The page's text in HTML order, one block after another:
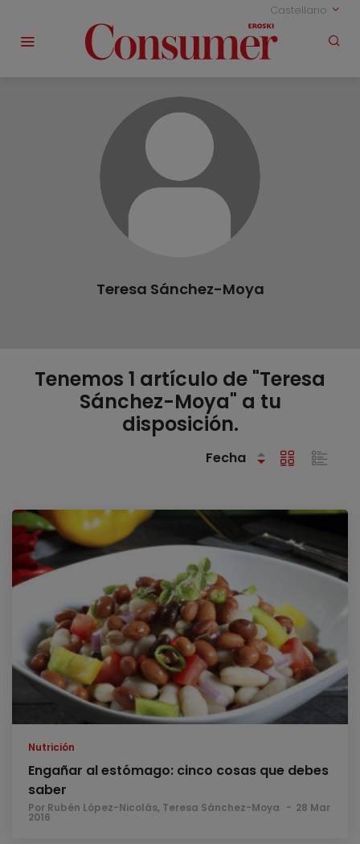
Castellano
Teresa Sánchez-Moya
Tenemos 1 artículo de "Teresa
Sánchez-Moya" a tu
disposición.
Fecha
Nutrición
Engañar al estómago: cinco cosas que debes
saber
Por Rubén López-Nicolás, Teresa Sánchez-Moya 28 Mar
2016